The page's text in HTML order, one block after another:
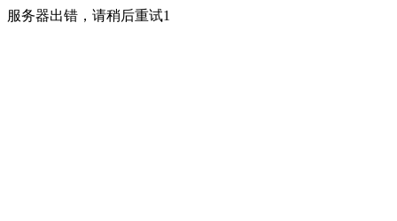
服务器出错，请稍后重试1